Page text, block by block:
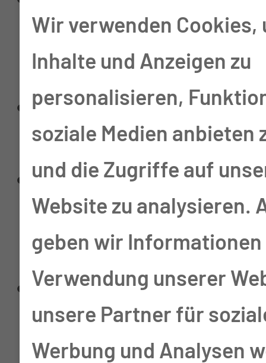
Ausbildung - Tätigkeit
im Carl-Thiem-Klinikum
Tätigkeit auf der
Gastroenterologie
Einsätze & Übernahme
von Leitungstätigkeiten
in der ZNA & der Pal1
Tätigkeiten im Primär-
Pool
Wir verwenden Cookies,
Inhalte und Anzeigen zu
personalisieren,
soziale Medien anbieten
und die Zugriffe auf
Website zu analysieren.
geben wir Informationen
Verwendung unserer
unsere Partner für
Werbung und Analysen